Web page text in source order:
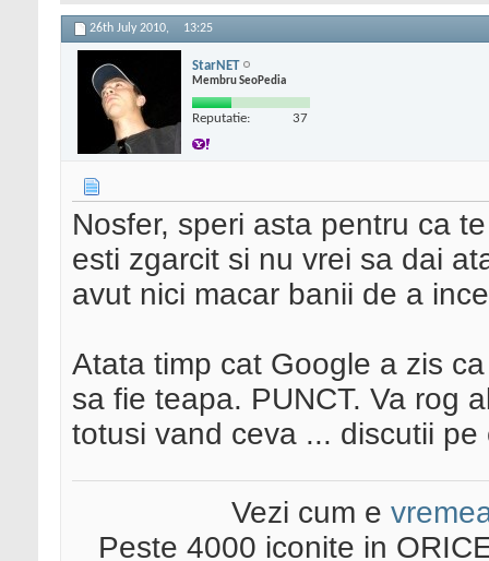
26th July 2010, 13:25
StarNET
Membru SeoPedia
Reputatie: 37
Nosfer, speri asta pentru ca
esti zgarcit si nu vrei sa dai
avut nici macar banii de a
Atata timp cat Google a zis
sa fie teapa. PUNCT. Va rog
totusi vand ceva ... discutii
Vezi cum e
Peste 4000 iconite in